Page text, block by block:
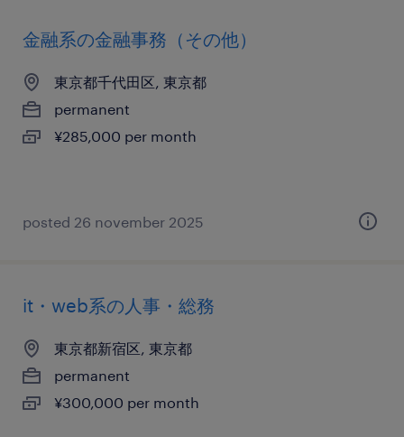
金融系の金融事務（その他）
東京都千代田区, 東京都
permanent
¥285,000 per month
posted 26 november 2025
it・web系の人事・総務
東京都新宿区, 東京都
permanent
¥300,000 per month